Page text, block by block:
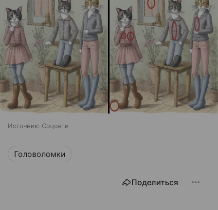
Источник: Соцсети
Головоломки
Поделиться